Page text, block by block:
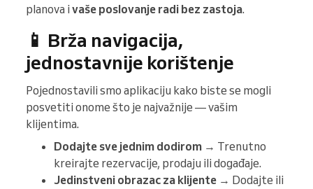
planova i vaše poslovanje radi bez zastoja.
📱 Brža navigacija,
jednostavnije korištenje
Pojednostavili smo aplikaciju kako biste se mogli
posvetiti onome što je najvažnije — vašim
klijentima.
Dodajte sve jednim dodirom → Trenutno
kreirajte rezervacije, prodaju ili događaje.
Jedinstveni obrazac za klijente → Dodajte ili